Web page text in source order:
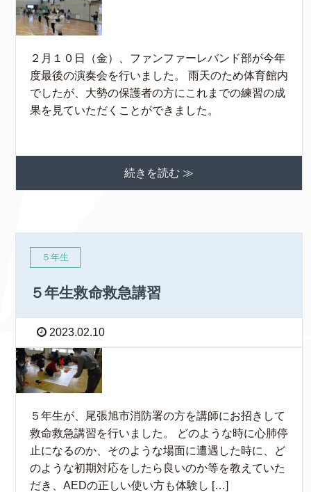
２月１０日（金）、ファンファーレバンド部が今年
度最後の演奏会を行いました。 雨天のため体育館内
でしたが、大勢の保護者の方にこれまでの練習の成
果を見ていただくことができました。
続きを読む ≫
５年生
５年生救命救急講習
2023.02.10
５年生が、尾張旭市消防署の方を講師にお招きして
救命救急講習を行いました。 どのような時に心肺停
止になるのか、そのような場面に遭遇した時に、ど
のような初期対応をしたら良いのか等を教えていた
だき、AEDの正しい使い方も体験し […]